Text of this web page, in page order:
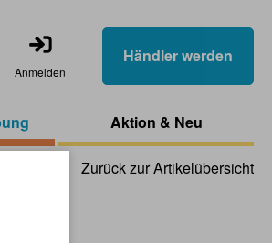
Anmelden
Händler werden
Aktion & Neu
Zurück zur Artikelübersicht